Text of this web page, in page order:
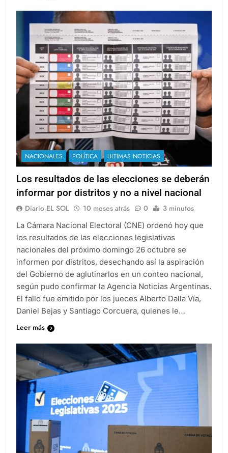
NACIONALES POLÍTICA ULTIMAS NOTICIAS
Los resultados de las elecciones se deberán
informar por distritos y no a nivel nacional
Diario EL SOL 10 meses atrás 0 3 minutos
La Cámara Nacional Electoral (CNE) ordenó hoy que
los resultados de las elecciones legislativas
nacionales del próximo domingo 26 octubre se
informen por distritos, desechando así la aspiración
del Gobierno de aglutinarlos en un conteo nacional,
según pudo confirmar la Agencia Noticias Argentinas.
El fallo fue emitido por los jueces Alberto Dalla Vía,
Daniel Bejas y Santiago Corcuera, quienes le…
Leer más